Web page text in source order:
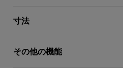
寸法
その他の機能